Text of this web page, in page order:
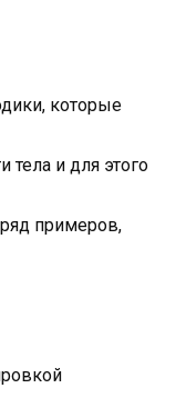
которые
тела и для этого
примеров,